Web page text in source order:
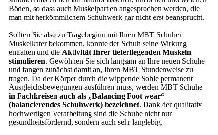
Böden, so dass auch Muskelpartien angesprochen werden, die
man mit herkömmlichem Schuhwerk gar nicht erst beansprucht.
Sollten Sie also zu Tragebeginn mit Ihren MBT Schuhen
Muskelkater bekommen, konnte der Schuh seine Wirkung
entfalten und die Aktivität Ihrer tieferliegenden Muskeln
stimulieren. Gewöhnen Sie sich langsam an Ihre neuen Schuhe
und fangen zunächst damit an, Ihren MBT Stundenweise zu
tragen. Da der Körper durch die wippende Sohle permanent
Ausgleichsbewegungen ausführen muss, werden MBT Schuhe
in Fachkreisen auch als „Balancing Foot wear“
(balancierendes Schuhwerk) bezeichnet. Dank der qualitativ
hochwertigen Verarbeitung sind die Schuhe nicht nur
gesundheitsfördernd, sondern auch sehr langlebig.